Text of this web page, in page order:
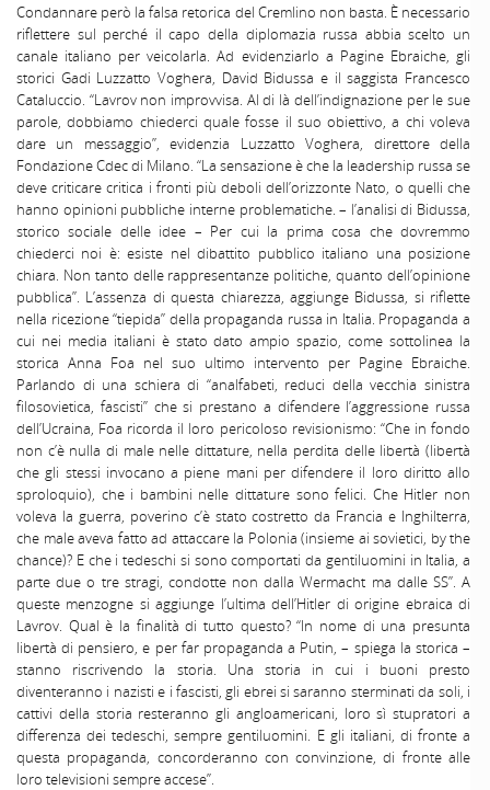
Condannare però la falsa retorica del Cremlino non basta. È necessario
riflettere sul perché il capo della diplomazia russa abbia scelto un
canale italiano per veicolarla. Ad evidenziarlo a Pagine Ebraiche, gli
storici Gadi Luzzatto Voghera, David Bidussa e il saggista Francesco
Cataluccio. “Lavrov non improvvisa. Al di là dell’indignazione per le sue
parole, dobbiamo chiederci quale fosse il suo obiettivo, a chi voleva
dare un messaggio”, evidenzia Luzzatto Voghera, direttore della
Fondazione Cdec di Milano. “La sensazione è che la leadership russa se
deve criticare critica i fronti più deboli dell’orizzonte Nato, o quelli che
hanno opinioni pubbliche interne problematiche. – l’analisi di Bidussa,
storico sociale delle idee – Per cui la prima cosa che dovremmo
chiederci noi è: esiste nel dibattito pubblico italiano una posizione
chiara. Non tanto delle rappresentanze politiche, quanto dell’opinione
pubblica”. L’assenza di questa chiarezza, aggiunge Bidussa, si riflette
nella ricezione “tiepida” della propaganda russa in Italia. Propaganda a
cui nei media italiani è stato dato ampio spazio, come sottolinea la
storica Anna Foa nel suo ultimo intervento per Pagine Ebraiche.
Parlando di una schiera di “analfabeti, reduci della vecchia sinistra
filosovietica, fascisti” che si prestano a difendere l’aggressione russa
dell’Ucraina, Foa ricorda il loro pericoloso revisionismo: “Che in fondo
non c’è nulla di male nelle dittature, nella perdita delle libertà (libertà
che gli stessi invocano a piene mani per difendere il loro diritto allo
sproloquio), che i bambini nelle dittature sono felici. Che Hitler non
voleva la guerra, poverino c’è stato costretto da Francia e Inghilterra,
che male aveva fatto ad attaccare la Polonia (insieme ai sovietici, by the
chance)? E che i tedeschi si sono comportati da gentiluomini in Italia, a
parte due o tre stragi, condotte non dalla Wermacht ma dalle SS”. A
queste menzogne si aggiunge l’ultima dell’Hitler di origine ebraica di
Lavrov. Qual è la finalità di tutto questo? “In nome di una presunta
libertà di pensiero, e per far propaganda a Putin, – spiega la storica –
stanno riscrivendo la storia. Una storia in cui i buoni presto
diventeranno i nazisti e i fascisti, gli ebrei si saranno sterminati da soli, i
cattivi della storia resteranno gli angloamericani, loro sì stupratori a
differenza dei tedeschi, sempre gentiluomini. E gli italiani, di fronte a
questa propaganda, concorderanno con convinzione, di fronte alle
loro televisioni sempre accese”.